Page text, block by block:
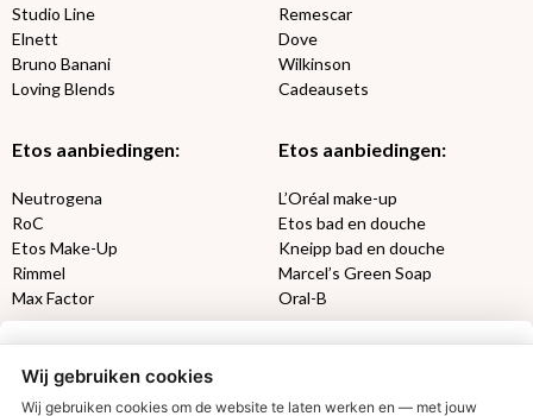
Studio Line
Elnett
Bruno Banani
Loving Blends
Remescar
Dove
Wilkinson
Cadeausets
Etos aanbiedingen:
Neutrogena
RoC
Etos Make-Up
Rimmel
Max Factor
Etos aanbiedingen:
L’Oréal make-up
Etos bad en douche
Kneipp bad en douche
Marcel’s Green Soap
Oral-B
Aussie
Always
Wij gebruiken cookies
Wij gebruiken cookies om de website te laten werken en — met jouw